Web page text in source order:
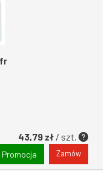
43,79 zł / szt.
Promocja Zamów